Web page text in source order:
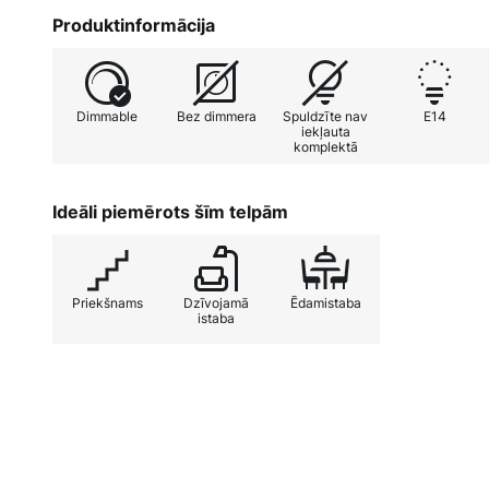
elastīgi pielāgot gaismas intensitāti, lai radītu
pārliecina ar savu Eiropas ražošanu, kas garantē
sienas lampa Kandela ir ideāla izvēle visiem, kam
Produktinformācija
Dimmable Bez dimmera
Spuldzīte nav
iekļauta
komplektā
E14
Ideāli piemērots šīm telpām
Priekšnams
Dzīvojamā
istaba
Ēdamistaba